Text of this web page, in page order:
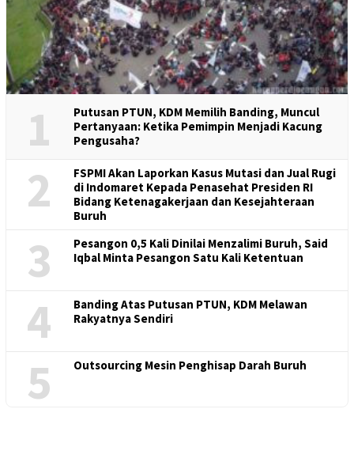
1
Putusan PTUN, KDM Memilih Banding, Muncul
Pertanyaan: Ketika Pemimpin Menjadi Kacung
Pengusaha?
2
FSPMI Akan Laporkan Kasus Mutasi dan Jual Rugi
di Indomaret Kepada Penasehat Presiden RI
Bidang Ketenagakerjaan dan Kesejahteraan
Buruh
3
Pesangon 0,5 Kali Dinilai Menzalimi Buruh, Said
Iqbal Minta Pesangon Satu Kali Ketentuan
4
Banding Atas Putusan PTUN, KDM Melawan
Rakyatnya Sendiri
5 Outsourcing Mesin Penghisap Darah Buruh